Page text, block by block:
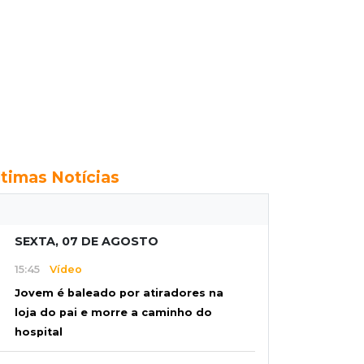
Notícias
SEXTA, 07 DE AGOSTO
15:45 Vídeo
Jovem é baleado por atiradores na
loja do pai e morre a caminho do
hospital